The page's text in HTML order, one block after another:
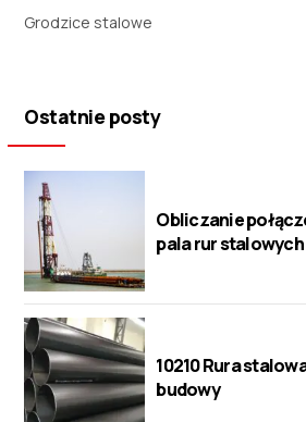
Grodzice stalowe
Ostatnie posty
Obliczanie
pala rur stalowych
10210 Rura
budowy